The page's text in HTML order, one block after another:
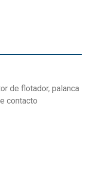
de flotador, palanca
contacto